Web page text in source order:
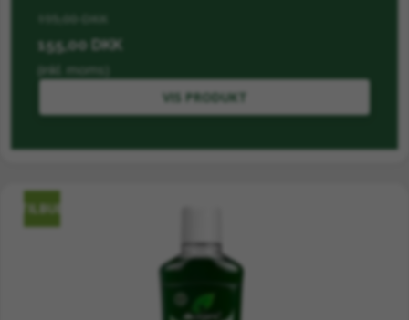
195,00 DKK
155,00 DKK
(inkl. moms)
VIS PRODUKT
TILBUD